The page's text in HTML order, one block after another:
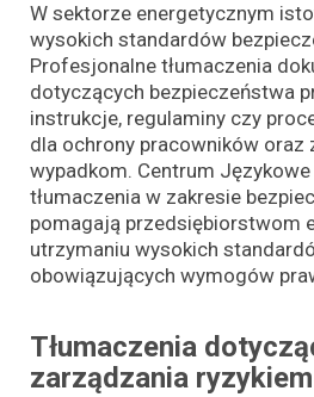
W sektorze energetycznym
wysokich standardów
Profesjonalne tłumaczenia
dotyczących bezpieczeństwa
instrukcje, regulaminy czy
dla ochrony pracowników oraz
wypadkom. Centrum
tłumaczenia w zakresie
pomagają przedsiębiorstwom
utrzymaniu wysokich
obowiązujących wymogów
Tłumaczenia
zarządzania ryzykiem